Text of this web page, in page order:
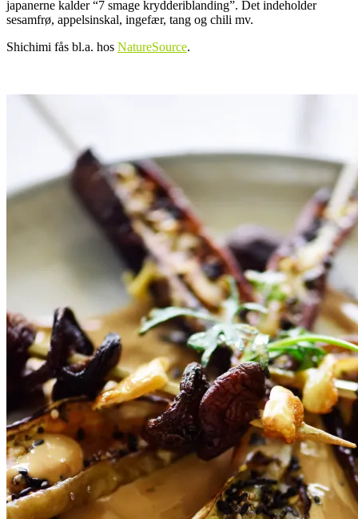
japanerne kalder “7 smage krydderiblanding”. Det indeholder
sesamfrø, appelsinskal, ingefær, tang og chili mv.
Shichimi fås bl.a. hos NatureSource.